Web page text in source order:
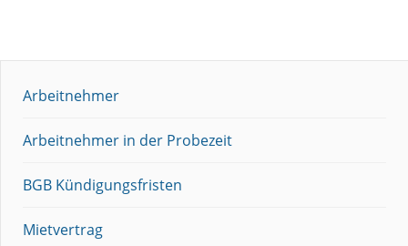
Arbeitnehmer
Arbeitnehmer in der Probezeit
BGB Kündigungsfristen
Mietvertrag